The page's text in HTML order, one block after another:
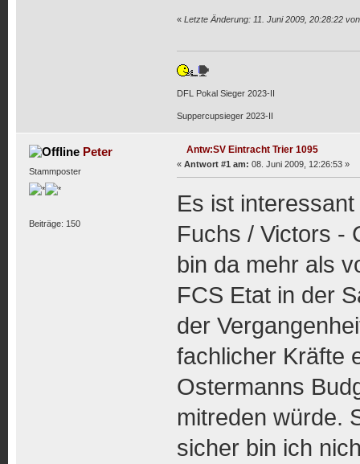
« Letzte Änderung: 11. Juni 2009, 20:28:22
DFL Pokal Sieger 2023-II
Suppercupsieger 2023-II
Peter
Stammposter
Beiträge: 150
Antw:SV Eintracht Trier 1095
« Antwort #1 am: 08. Juni 2009, 12:26:53 »
Es ist
Fuchs / Victors -
bin da mehr als
FCS Etat in der
der
fachlicher Kräfte
Ostermanns
mitreden würde.
sicher bin ich